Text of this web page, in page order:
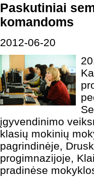
Paskutiniai
komandoms
2012-06-20
įgyvendinimo
klasių mokinių
pagrindinėje,
progimnazijoje,
pradinėse